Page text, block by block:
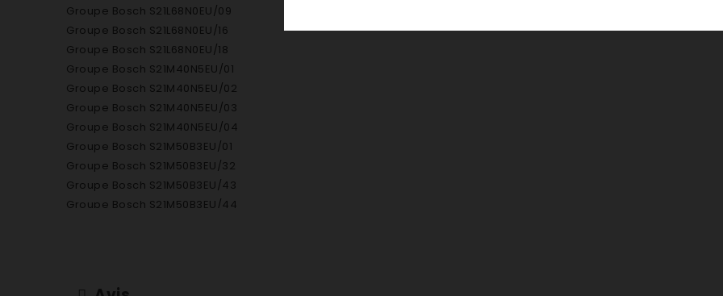
Groupe Bosch S21L68N0EU/09
Groupe Bosch S21L68N0EU/16
Groupe Bosch S21L68N0EU/18
Groupe Bosch S21M40N5EU/01
Groupe Bosch S21M40N5EU/02
Groupe Bosch S21M40N5EU/03
Groupe Bosch S21M40N5EU/04
Groupe Bosch S21M50B3EU/01
Groupe Bosch S21M50B3EU/32
Groupe Bosch S21M50B3EU/43
Groupe Bosch S21M50B3EU/44